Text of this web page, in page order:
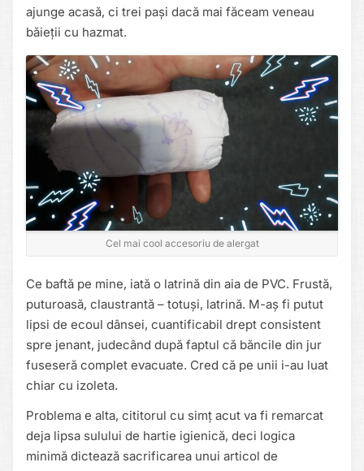
ajunge acasă, ci trei pași dacă mai făceam veneau
băieții cu hazmat.
Cel mai cool accesoriu de alergat
Ce baftă pe mine, iată o latrină din aia de PVC. Frustă,
puturoasă, claustrantă – totuși, latrină. M-aș fi putut
lipsi de ecoul dânsei, cuantificabil drept consistent
spre jenant, judecând după faptul că băncile din jur
fuseseră complet evacuate. Cred că pe unii i-au luat
chiar cu izoleta.
Problema e alta, cititorul cu simț acut va fi remarcat
deja lipsa sulului de hartie igienică, deci logica
minimă dictează sacrificarea unui articol de